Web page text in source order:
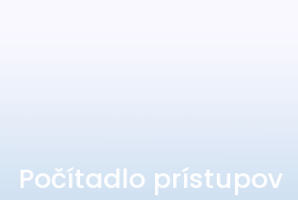
Počítadlo prístupov